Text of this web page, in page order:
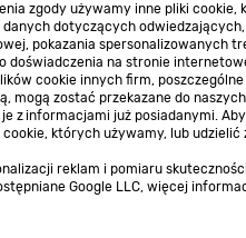
zgody używamy inne pliki cookie,
dotyczących odwiedzających,
pokazania spersonalizowanych
doświadczenia na stronie
cookie innych firm, poszczególne
mogą zostać przekazane do naszych
z informacjami już posiadanymi.
których używamy, lub udzielić
reklam i pomiaru
Google LLC, więcej
i ich cenach podane na stronach